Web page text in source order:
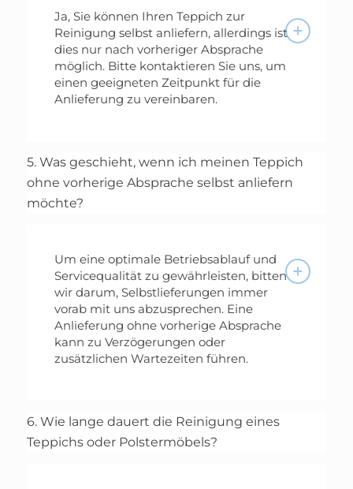
Ja, Sie können Ihren Teppich zur
Reinigung selbst anliefern, allerdings ist
dies nur nach vorheriger Absprache
möglich. Bitte kontaktieren Sie uns, um
einen geeigneten Zeitpunkt für die
Anlieferung zu vereinbaren.
5. Was geschieht, wenn ich meinen Teppich
ohne vorherige Absprache selbst anliefern
möchte?
Um eine optimale Betriebsablauf und
Servicequalität zu gewährleisten, bitten
wir darum, Selbstlieferungen immer
vorab mit uns abzusprechen. Eine
Anlieferung ohne vorherige Absprache
kann zu Verzögerungen oder
zusätzlichen Wartezeiten führen.
6. Wie lange dauert die Reinigung eines
Teppichs oder Polstermöbels?